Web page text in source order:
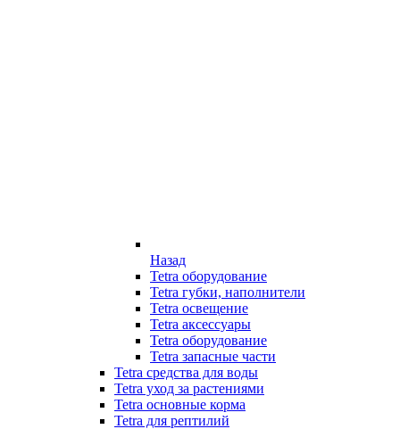
Назад
Tetra оборудование
Tetra губки, наполнители
Tetra освещение
Tetra аксессуары
Tetra оборудование
Tetra запасные части
Tetra средства для воды
Tetra уход за растениями
Tetra основные корма
Tetra для рептилий